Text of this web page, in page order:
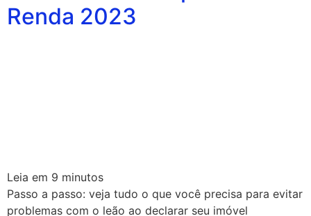
Renda 2023
Leia em 9 minutos
Passo a passo: veja tudo o que você precisa para evitar
problemas com o leão ao declarar seu imóvel